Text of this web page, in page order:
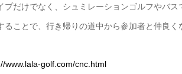
プだけでなく、シュミレーションゴルフやバス
ることで、行き帰りの道中から参加者と仲良く
www.lala-golf.com/cnc.html